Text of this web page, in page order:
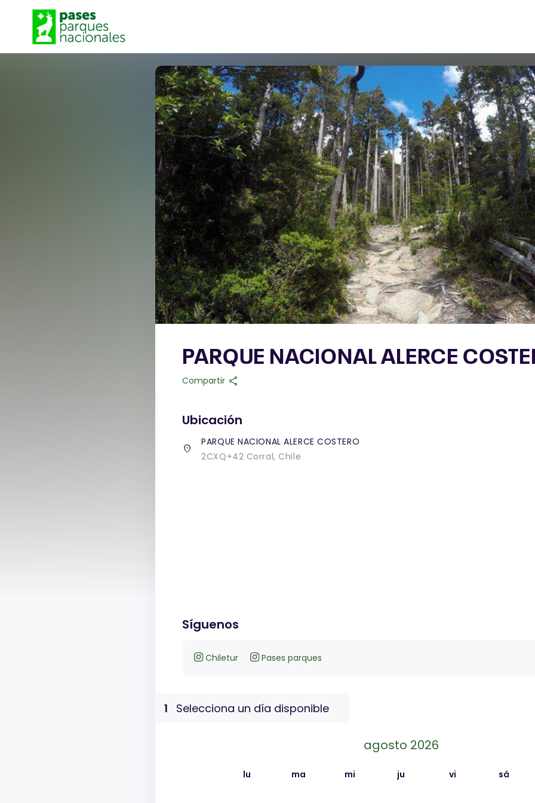
PARQUE NACIONAL ALERCE
Compartir share
Ubicación
place
PARQUE NACIONAL ALERCE COSTERO
2CXQ+42 Corral, Chile
Síguenos
Chiletur Pases parques
Selecciona un día disponible
1
agosto 2026
lu ma mi ju vi sá